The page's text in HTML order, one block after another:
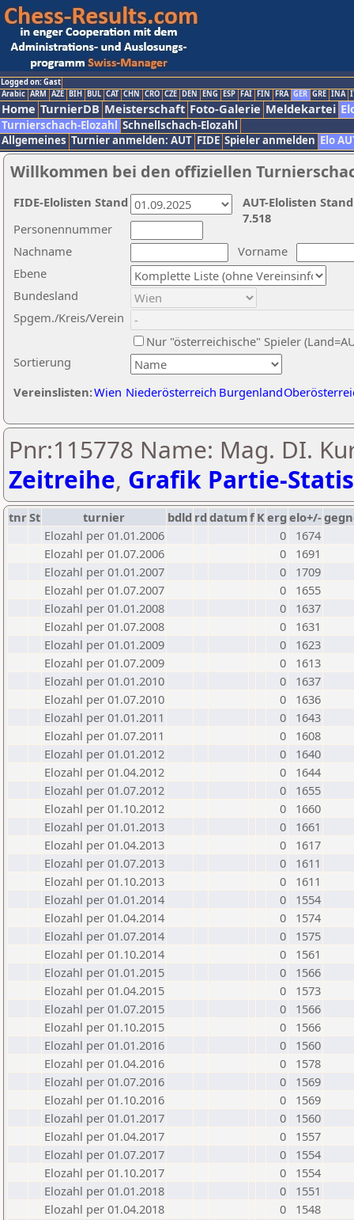
Logged on: Gast
Arabic ARM AZE BIH BUL CAT CHN CRO CZE DEN ENG ESP FAI FIN FRA GER GRE INA
Home TurnierDB Meisterschaft Foto-Galerie Meldekartei
Turnierschach-Elozahl Schnellschach-Elozahl
Allgemeines Turnier anmelden: AUT FIDE Spieler anmelden Elo
Willkommen bei den offiziellen
Nachname
Vorname
Ebene
Sortierung
Personennummer
Bundesland
Spgem./Kreis/Verein
Nur "österreichische" Spieler
Vereinslisten:Wien Niederösterreich Burgenland
AUT-Elolisten
7.518
FIDE-Elolisten Stand
Pnr:115778 Name: Mag. DI.
Zeitreihe, Grafik Partie-
tnrSt turnier bdld rd datumf Kerg elo+/-
Elozahl per 01.01.2006
0
1674
Elozahl per 01.07.2006
0
1691
Elozahl per 01.01.2007
0
1709
Elozahl per 01.07.2007
0
1655
Elozahl per 01.01.2008
0
1637
Elozahl per 01.07.2008
0
1631
Elozahl per 01.01.2009
0
1623
Elozahl per 01.07.2009
0
1613
Elozahl per 01.01.2010
0
1637
Elozahl per 01.07.2010
0
1636
Elozahl per 01.01.2011
0
1643
Elozahl per 01.07.2011
0
1608
Elozahl per 01.01.2012
0
1640
Elozahl per 01.04.2012
0
1644
Elozahl per 01.07.2012
0
1655
Elozahl per 01.10.2012
0
1660
Elozahl per 01.01.2013
0
1661
Elozahl per 01.04.2013
0
1617
Elozahl per 01.07.2013
0
1611
Elozahl per 01.10.2013
0
1611
Elozahl per 01.01.2014
0
1554
Elozahl per 01.04.2014
0
1574
Elozahl per 01.07.2014
0
1575
Elozahl per 01.10.2014
0
1561
Elozahl per 01.01.2015
0
1566
Elozahl per 01.04.2015
0
1573
Elozahl per 01.07.2015
0
1566
Elozahl per 01.10.2015
0
1566
Elozahl per 01.01.2016
0
1560
Elozahl per 01.04.2016
0
1578
Elozahl per 01.07.2016
0
1569
Elozahl per 01.10.2016
0
1569
Elozahl per 01.01.2017
0
1560
Elozahl per 01.04.2017
0
1557
Elozahl per 01.07.2017
0
1554
Elozahl per 01.10.2017
0
1554
Elozahl per 01.01.2018
0
1551
Elozahl per 01.04.2018
0
1548